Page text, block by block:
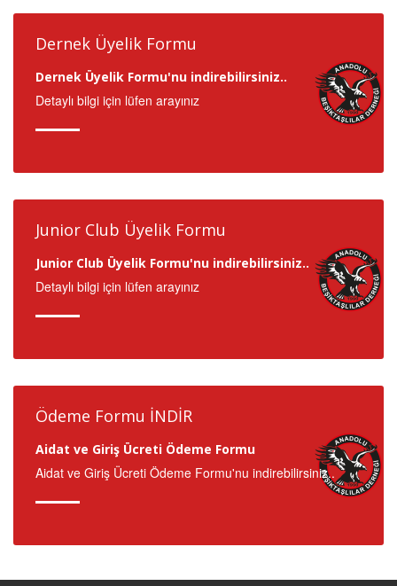
Dernek Üyelik Formu
Dernek Üyelik Formu'nu indirebilirsiniz..
Detaylı bilgi için lüfen arayınız
Junior Club Üyelik Formu
Junior Club Üyelik Formu'nu indirebilirsiniz..
Detaylı bilgi için lüfen arayınız
Ödeme Formu İNDİR
Aidat ve Giriş Ücreti Ödeme Formu
Aidat ve Giriş Ücreti Ödeme Formu'nu indirebilirsiniz..